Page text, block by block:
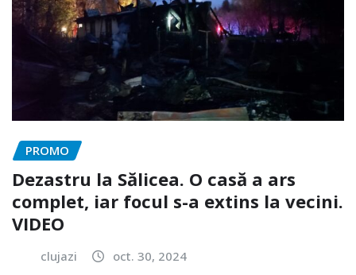
PROMO
Dezastru la Sălicea. O casă a ars
complet, iar focul s-a extins la vecini.
VIDEO
clujazi oct. 30, 2024